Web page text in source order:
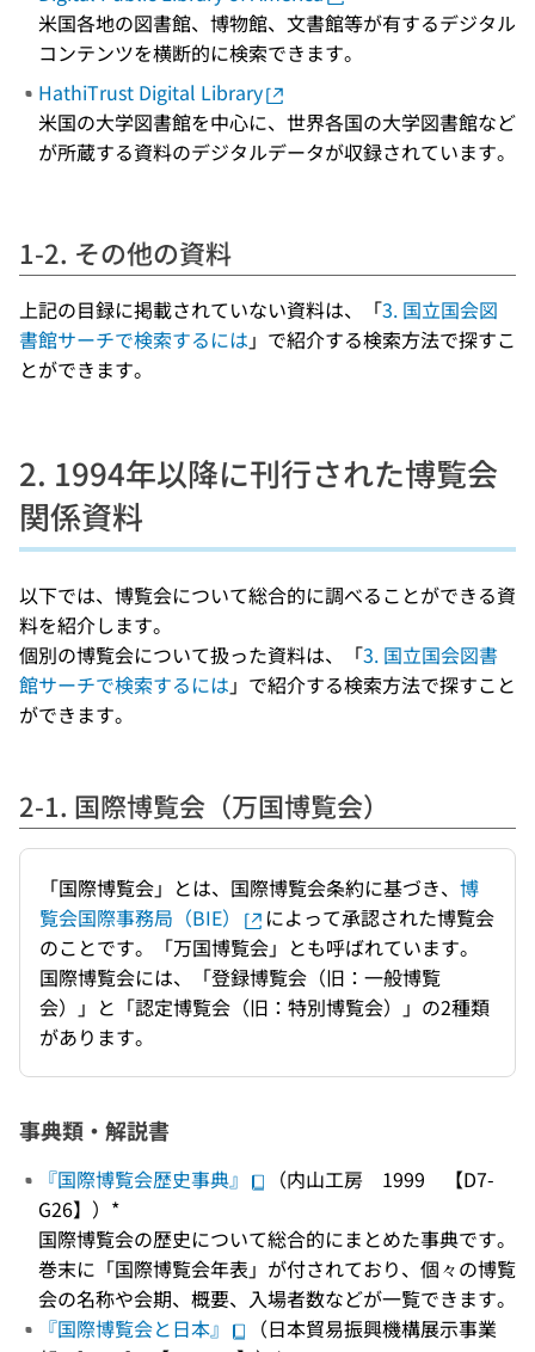
米国各地の図書館、博物館、文書館等が有するデジタル
コンテンツを横断的に検索できます。
HathiTrust Digital Library
米国の大学図書館を中心に、世界各国の大学図書館など
が所蔵する資料のデジタルデータが収録されています。
1-2. その他の資料
上記の目録に掲載されていない資料は、「3. 国立国会図
書館サーチで検索するには 」で紹介する検索方法で探すこ
とができます。
2. 1994年以降に刊行された博覧会
関係資料
以下では、博覧会について総合的に調べることができる資
料を紹介します。
個別の博覧会について扱った資料は、「3. 国立国会図書
館サーチで検索するには 」で紹介する検索方法で探すこと
ができます。
2-1. 国際博覧会（万国博覧会）
「国際博覧会」とは、国際博覧会条約に基づき、 博
覧会国際事務局（BIE）
によって承認された博覧会
のことです。「万国博覧会」とも呼ばれています。
国際博覧会には、「登録博覧会（旧：一般博覧
会）」と「認定博覧会（旧：特別博覧会）」の2種類
があります。
事典類・解説書
『国際博覧会歴史事典』
（内山工房 1999 【D7-
G26】）*
国際博覧会の歴史について総合的にまとめた事典です。
巻末に「国際博覧会年表」が付されており、個々の博覧
会の名称や会期、概要、入場者数などが一覧できます。
『国際博覧会と日本』
（日本貿易振興機構展示事業